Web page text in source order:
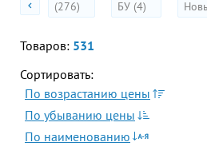
Fuso
TIMKEN
SKF
FAG
Promill
SNR
Показать
Сбросить
Акции
ПРИМЕНИТЬ
(276) БУ (4)
Товаров: 531
Сортировать:
По возрастанию цены
По убыванию цены
По наименованию